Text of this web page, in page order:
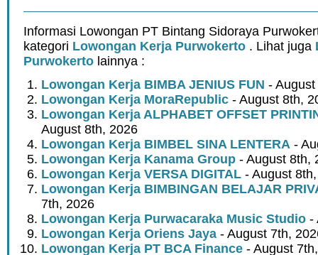
Informasi Lowongan PT Bintang Sidoraya
kategori Lowongan Kerja Purwokerto . Lihat juga
Purwokerto lainnya :
Lowongan Kerja BIMBA JENIUS FUN -
Lowongan Kerja MoraRepublic - August 8th,
Lowongan Kerja ALPHABET OFFSET
August 8th, 2026
Lowongan Kerja BIMBEL SINA LENTERA -
Lowongan Kerja Kanama Group - August 8th,
Lowongan Kerja VERSA DIGITAL - August
Lowongan Kerja BIMBINGAN BELAJAR
7th, 2026
Lowongan Kerja Purwacaraka Music Studio -
Lowongan Kerja Oriens Jaya - August 7th,
Lowongan Kerja PT BCA Finance - August